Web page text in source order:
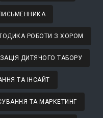
РОБОТИ З ХОРОМ
ДИТЯЧОГО ТАБОРУ
ТА ІНСАЙТ
ТА МАРКЕТИНГ